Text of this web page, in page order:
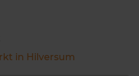
in Hilversum